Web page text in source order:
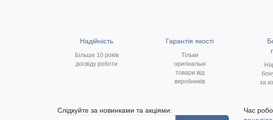
Надійність
Більше 10 років
досвіду роботи
Гарантія якості
Тільки
оригінальні
товари від
виробників
за
Слідкуйте за новинками та акціями:
Час